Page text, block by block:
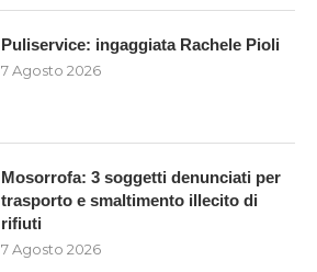
Puliservice: ingaggiata Rachele Pioli
7 Agosto 2026
Mosorrofa: 3 soggetti denunciati per
trasporto e smaltimento illecito di
rifiuti
7 Agosto 2026